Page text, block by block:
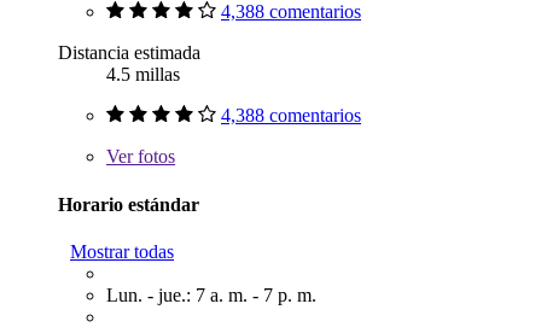
4,388 comentarios
Distancia estimada
4.5 millas
4,388 comentarios
Verfotos
Horario estándar
Mostrar todas
Lun. - jue.: 7 a. m. - 7 p. m.